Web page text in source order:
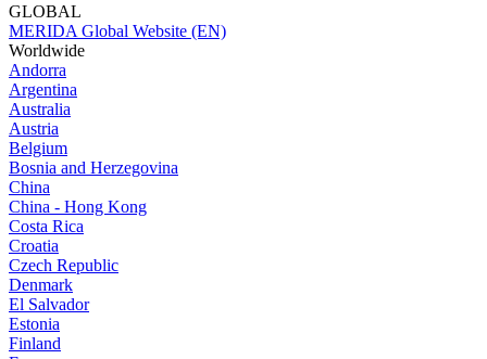
GLOBAL
MERIDA Global Website (EN)
Worldwide
Andorra
Argentina
Australia
Austria
Belgium
Bosnia and Herzegovina
China
China - Hong Kong
Costa Rica
Croatia
Czech Republic
Denmark
El Salvador
Estonia
Finland